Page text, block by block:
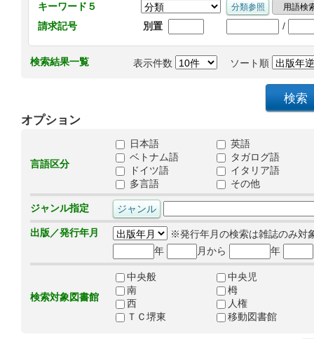
キーワード５
請求記号
別置 /
検索結果一覧 表示件数 ソート順
オプション
言語区分
日本語
英語
ベトナム語
タガログ語
ドイツ語
イタリア語
多言語
その他
ジャンル指定
出版／発行年月
※発行年月の検索は雑誌のみ対
年
月から 年
検索対象図書館
中央般
中央児
南
栂
西
人権
ＴＣ堺東
移動図書館